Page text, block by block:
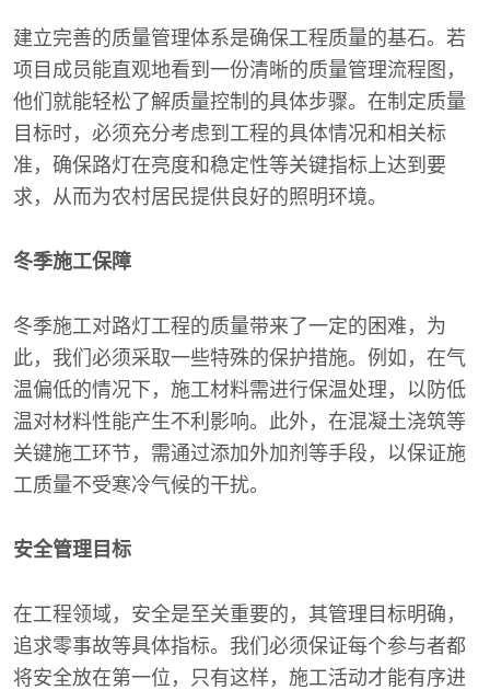
建立完善的质量管理体系是确保工程质量的基石。若
项目成员能直观地看到一份清晰的质量管理流程图，
他们就能轻松了解质量控制的具体步骤。在制定质量
目标时，必须充分考虑到工程的具体情况和相关标
准，确保路灯在亮度和稳定性等关键指标上达到要
求，从而为农村居民提供良好的照明环境。
冬季施工保障
冬季施工对路灯工程的质量带来了一定的困难，为
此，我们必须采取一些特殊的保护措施。例如，在气
温偏低的情况下，施工材料需进行保温处理，以防低
温对材料性能产生不利影响。此外，在混凝土浇筑等
关键施工环节，需通过添加外加剂等手段，以保证施
工质量不受寒冷气候的干扰。
安全管理目标
在工程领域，安全是至关重要的，其管理目标明确，
追求零事故等具体指标。我们必须保证每个参与者都
将安全放在第一位，只有这样，施工活动才能有序进